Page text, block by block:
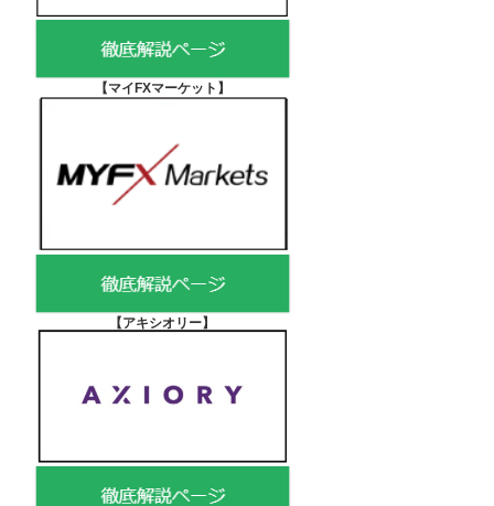
【マイFXマーケット 】
【アキシオリー】